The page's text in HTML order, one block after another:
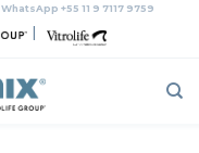
WhatsApp +55 11 9 7117 9759